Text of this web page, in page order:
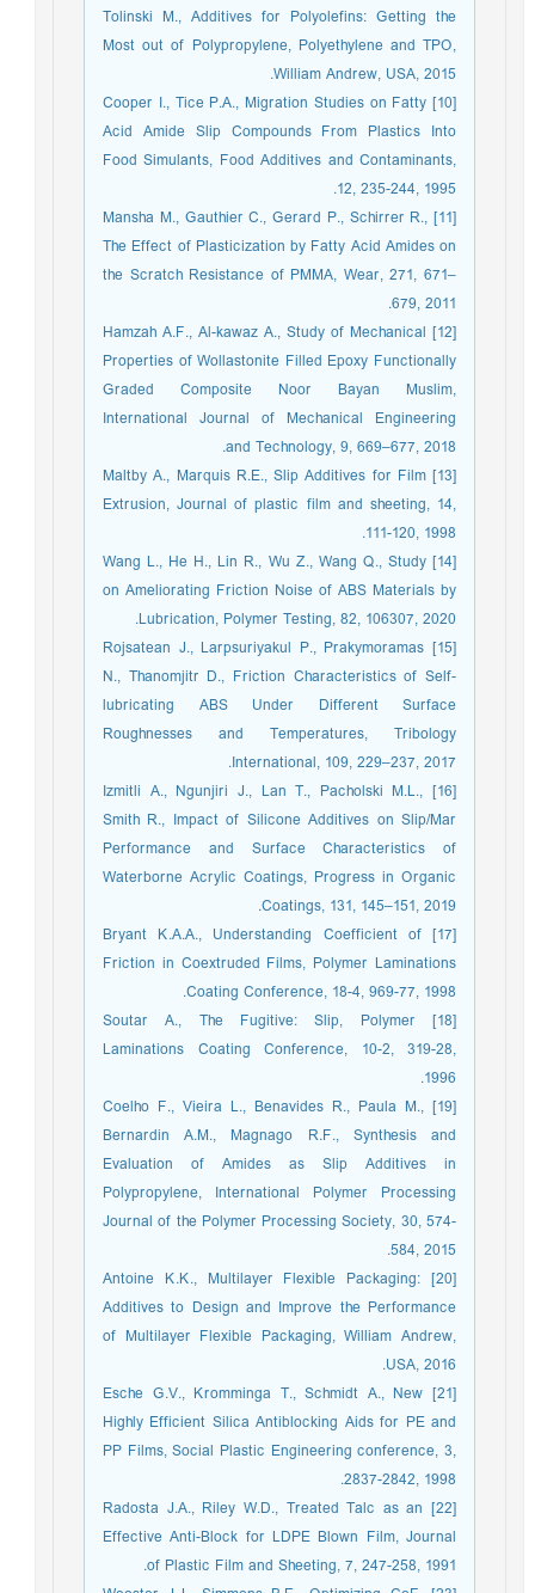
Tolinski M., Additives for Polyolefins: Getting the
Most out of Polypropylene, Polyethylene and TPO,
William Andrew, USA, 2015.
[10] Cooper I., Tice P.A., Migration Studies on Fatty
Acid Amide Slip Compounds From Plastics Into
Food Simulants, Food Additives and Contaminants,
12, 235-244, 1995.
[11] Mansha M., Gauthier C., Gerard P., Schirrer R.,
The Effect of Plasticization by Fatty Acid Amides on
the Scratch Resistance of PMMA, Wear, 271, 671–
679, 2011.
[12] Hamzah A.F., Al-kawaz A., Study of Mechanical
Properties of Wollastonite Filled Epoxy Functionally
Graded Composite Noor Bayan Muslim,
International Journal of Mechanical Engineering
and Technology, 9, 669–677, 2018.
[13] Maltby A., Marquis R.E., Slip Additives for Film
Extrusion, Journal of plastic film and sheeting, 14,
111-120, 1998.
[14] Wang L., He H., Lin R., Wu Z., Wang Q., Study
on Ameliorating Friction Noise of ABS Materials by
Lubrication, Polymer Testing, 82, 106307, 2020.
[15] Rojsatean J., Larpsuriyakul P., Prakymoramas
N., Thanomjitr D., Friction Characteristics of Self-
lubricating ABS Under Different Surface
Roughnesses and Temperatures, Tribology
International, 109, 229–237, 2017.
[16] Izmitli A., Ngunjiri J., Lan T., Pacholski M.L.,
Smith R., Impact of Silicone Additives on Slip/Mar
Performance and Surface Characteristics of
Waterborne Acrylic Coatings, Progress in Organic
Coatings, 131, 145–151, 2019.
[17] Bryant K.A.A., Understanding Coefficient of
Friction in Coextruded Films, Polymer Laminations
Coating Conference, 18-4, 969-77, 1998.
[18] Soutar A., The Fugitive: Slip, Polymer
Laminations Coating Conference, 10-2, 319-28,
1996.
[19] Coelho F., Vieira L., Benavides R., Paula M.,
Bernardin A.M., Magnago R.F., Synthesis and
Evaluation of Amides as Slip Additives in
Polypropylene, International Polymer Processing
Journal of the Polymer Processing Society, 30, 574-
584, 2015.
[20] Antoine K.K., Multilayer Flexible Packaging:
Additives to Design and Improve the Performance
of Multilayer Flexible Packaging, William Andrew,
USA, 2016.
[21] Esche G.V., Kromminga T., Schmidt A., New
Highly Efficient Silica Antiblocking Aids for PE and
PP Films, Social Plastic Engineering conference, 3,
2837-2842, 1998.
[22] Radosta J.A., Riley W.D., Treated Talc as an
Effective Anti-Block for LDPE Blown Film, Journal
of Plastic Film and Sheeting, 7, 247-258, 1991.